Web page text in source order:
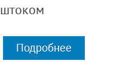
штоком
Подробнее